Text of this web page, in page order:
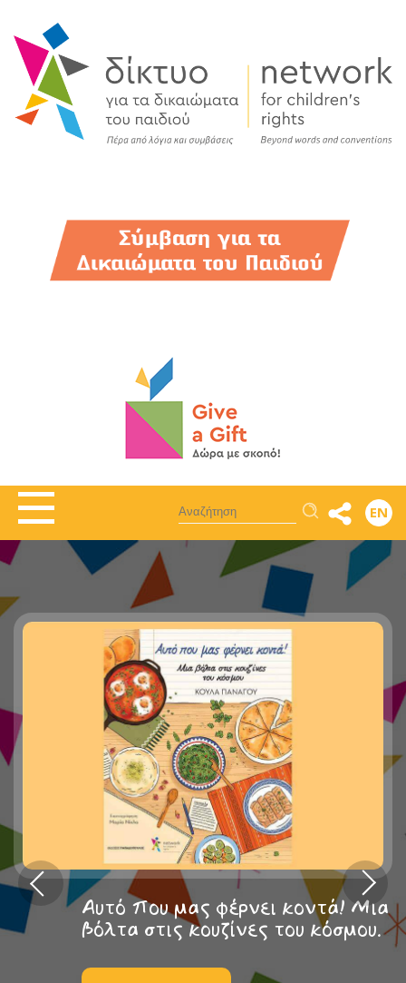
Αναζήτηση EN
Αυτό που μας φέρνει κοντά! Μια
βόλτα στις κουζίνες του κόσμου.